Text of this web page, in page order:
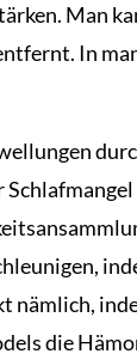
Man
In
nämlich,
die